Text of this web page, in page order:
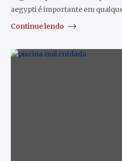
aegypti é importante em
Continue lendo